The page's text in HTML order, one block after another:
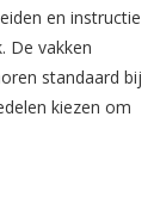
en instructie
De vakken
standaard bij
kiezen om